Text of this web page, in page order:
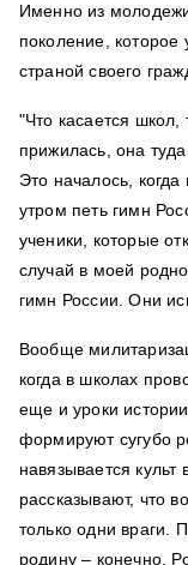
Именно из
поколение, которое
страной своего
"Что касается школ,
прижилась, она
Это началось,
утром петь гимн
ученики, которые
случай в моей
гимн России. Они
Вообще
когда в школах
еще и уроки
формируют сугубо
навязывается
рассказывают, что
только одни враги.
родину – конечно,